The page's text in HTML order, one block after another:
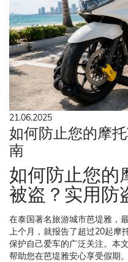
21.06.2025
如何防止您的摩
南
如何防止您的
被盗？实用防
在泰国著名旅游城市芭堤雅，
上个月，就报告了超过20起
保护自己爱车的广泛关注。本
帮助您在芭堤雅安心享受假期。